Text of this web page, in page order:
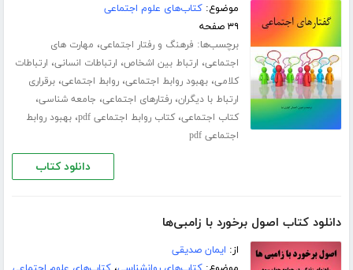
موضوع:کتاب‌های علوم اجتماعی
۳۹ صفحه
برچسب‌ها: فرهنگ و رفتار اجتماعی، مهارت های
اجتماعی، ارتباط بین اشخاص، ارتباطات انسانی، ارتباطات
کلامی،بهبود روابط اجتماعی،روابط اجتماعی،برقراری
ارتباط با دیگران،رفتارهای اجتماعی، جامعه شناسی،
کتاب اجتماعی،کتاب روابط اجتماعی pdf ،بهبود روابط
اجتماعی pdf
دانلود کتاب
دانلود کتاب اصول برخورد با زامبی‌ها
از: ایمان صدیقی